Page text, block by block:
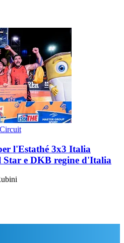
l'Estathé 3x3 Italia
Star e DKB regine d'Italia